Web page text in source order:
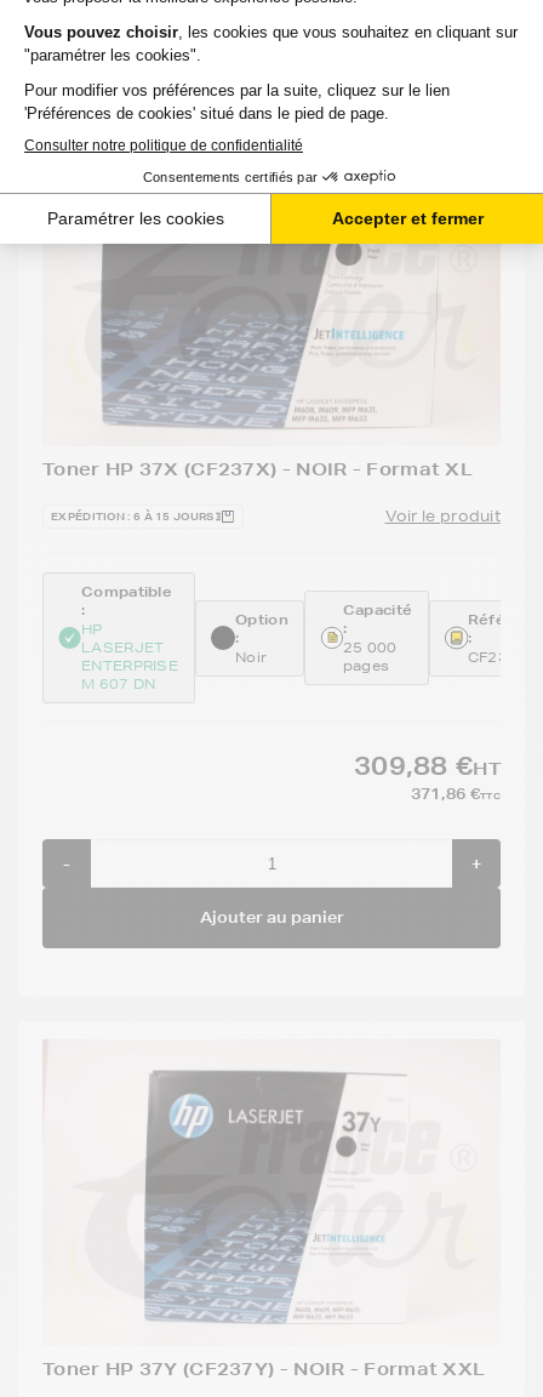
Toner HP 37X (CF237X) - NOIR - Format XL
EXPÉDITION : 6 À 15 JOURS Voir le produit
Compatible
:
HP
LASERJET
ENTERPRISE
M 607 DN
Option
:
Noir
Capacité
:
25 000
pages
:
CF237X
309,88 €HT
371,86 €TTC
- +
Ajouter au panier
Toner HP 37Y (CF237Y) - NOIR - Format XXL